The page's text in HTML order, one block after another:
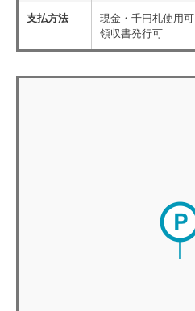
支払方法
現金・千円札使用可
領収書発行可